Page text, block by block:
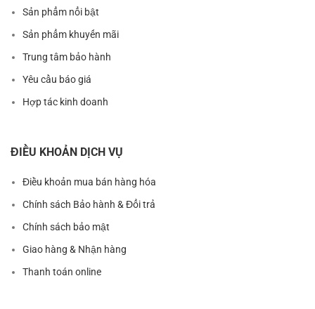
Sản phẩm nổi bật
Sản phẩm khuyến mãi
Trung tâm bảo hành
Yêu cầu báo giá
Hợp tác kinh doanh
ĐIỀU KHOẢN DỊCH VỤ
Điều khoản mua bán hàng hóa
Chính sách Bảo hành & Đổi trả
Chính sách bảo mật
Giao hàng & Nhận hàng
Thanh toán online